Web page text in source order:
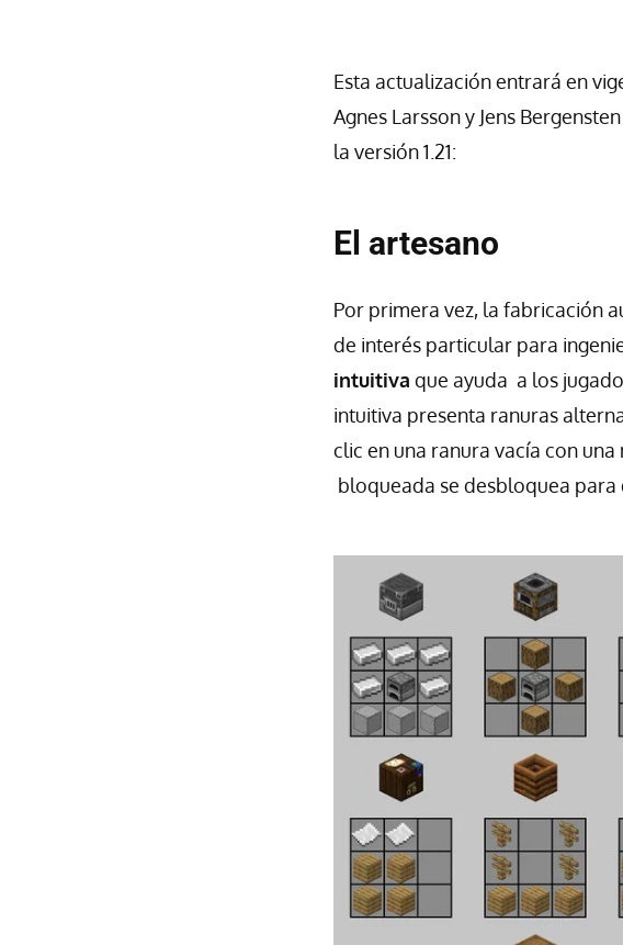
Esta actualización entrará en
Agnes Larsson y Jens
la versión 1.21:
El artesano
Por primera vez, la fabricación
de interés particular para
intuitiva que ayuda a los
intuitiva presenta ranuras
clic en una ranura vacía con
bloqueada se desbloquea